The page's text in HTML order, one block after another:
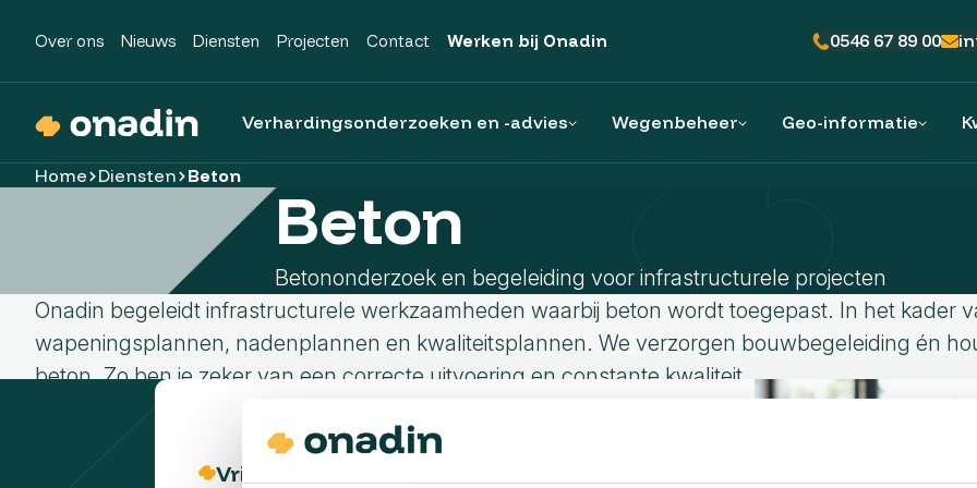
Over ons Nieuws Diensten Projecten Contact Werken bij Onadin 0546 67 89 00
Verhardingsonderzoeken en -advies
Onderzoek
Infra Laboratorium
Asfaltonderzoek (CROW210)
Advies
Wegenbeheer
Inspectie
Data-inwinning
Objecten, bebording en markering
Planvorming
Geo-informatie
Verzamelen
Landmeten
Mobile mapping
Uitwerken
Onderzoek
Beton
Advies
Bedrijfscontroles en opleveronderzoek
Expertise
Databeheer
Ontsluiting
Op maat gemaakte gebruikssoftware
Home Diensten Beton
Beton
Betononderzoek en begeleiding voor infrastructurele projecten
Onadin begeleidt infrastructurele werkzaamheden waarbij beton wordt toegepast. In het kader
wapeningsplannen, nadenplannen en kwaliteitsplannen. We verzorgen bouwbegeleiding én
beton. Zo ben je zeker van een correcte uitvoering en constante kwaliteit.
Vrijblijvend adviesgesprek